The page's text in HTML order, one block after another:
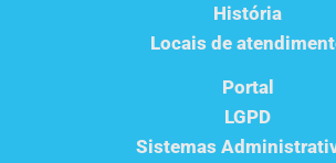
História
Locais de
Portal
LGPD
Sistemas